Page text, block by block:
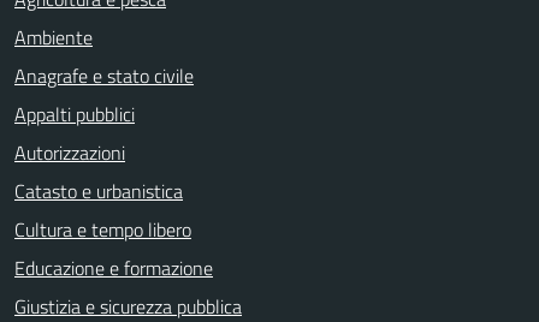
Ambiente
Anagrafe e stato civile
Appalti pubblici
Autorizzazioni
Catasto e urbanistica
Cultura e tempo libero
Educazione e formazione
Giustizia e sicurezza pubblica